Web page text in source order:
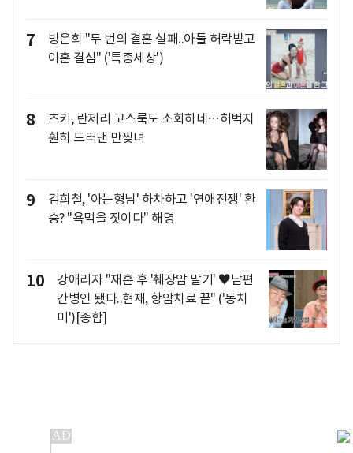
7
방은희 "두 번의 결혼 실패..아들 허락받고
이혼 결심" ('특종세상')
8
츠키, 란제리 고스룩도 소화하네…허벅지
훤히 드러낸 만찢녀
9
김희철, '아는형님' 하차하고 '연애전쟁' 환
승? "욕먹을 짓이다" 해명
10
강애리자 "재혼 후 '췌장암 말기' ♥남편
간병인 됐다..현재, 항암치료 끝" ('동치
미')[종합]